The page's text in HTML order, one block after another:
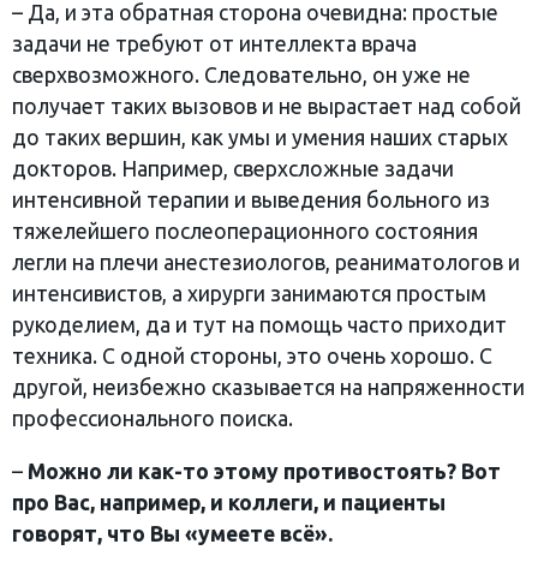
– Да, и эта обратная сторона очевидна: простые
задачи не требуют от интеллекта врача
сверхвозможного. Следовательно, он уже не
получает таких вызовов и не вырастает над собой
до таких вершин, как умы и умения наших старых
докторов. Например, сверхсложные задачи
интенсивной терапии и выведения больного из
тяжелейшего послеоперационного состояния
легли на плечи анестезиологов, реаниматологов и
интенсивистов, а хирурги занимаются простым
рукоделием, да и тут на помощь часто приходит
техника. С одной стороны, это очень хорошо. С
другой, неизбежно сказывается на напряженности
профессионального поиска.
– Можно ли как-то этому противостоять? Вот
про Вас, например, и коллеги, и пациенты
говорят, что Вы «умеете всё».